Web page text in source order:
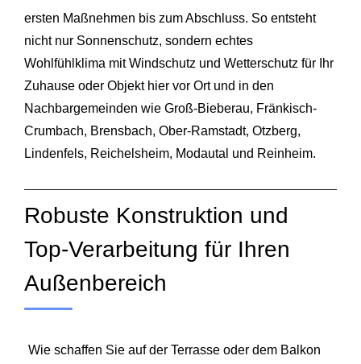
ersten Maßnehmen bis zum Abschluss. So entsteht
nicht nur Sonnenschutz, sondern echtes
Wohlfühlklima mit Windschutz und Wetterschutz für Ihr
Zuhause oder Objekt hier vor Ort und in den
Nachbargemeinden wie Groß-Bieberau, Fränkisch-
Crumbach, Brensbach, Ober-Ramstadt, Otzberg,
Lindenfels, Reichelsheim, Modautal und Reinheim.
Robuste Konstruktion und
Top-Verarbeitung für Ihren
Außenbereich
Wie schaffen Sie auf der Terrasse oder dem Balkon